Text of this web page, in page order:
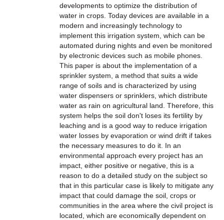
developments to optimize the distribution of
water in crops. Today devices are available in a
modern and increasingly technology to
implement this irrigation system, which can be
automated during nights and even be monitored
by electronic devices such as mobile phones.
This paper is about the implementation of a
sprinkler system, a method that suits a wide
range of soils and is characterized by using
water dispensers or sprinklers, which distribute
water as rain on agricultural land. Therefore, this
system helps the soil don't loses its fertility by
leaching and is a good way to reduce irrigation
water losses by evaporation or wind drift if takes
the necessary measures to do it. In an
environmental approach every project has an
impact, either positive or negative, this is a
reason to do a detailed study on the subject so
that in this particular case is likely to mitigate any
impact that could damage the soil, crops or
communities in the area where the civil project is
located, which are economically dependent on